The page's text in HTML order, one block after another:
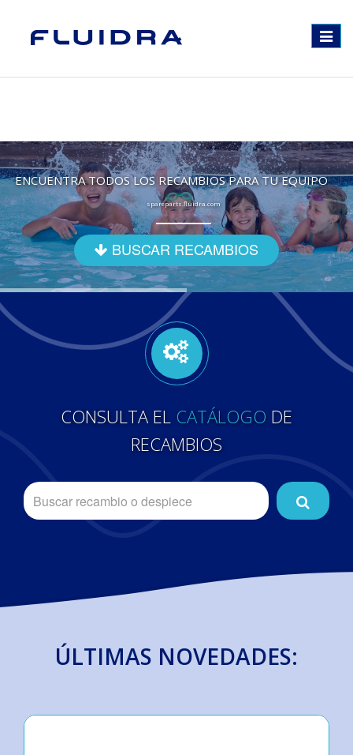
Toggle
ENCUENTRA TODOS LOS RECAMBIOS PARA TU EQUIPO
spareparts.fluidra.com
BUSCAR RECAMBIOS
CONSULTA EL CATÁLOGO DE
RECAMBIOS
ÚLTIMAS NOVEDADES: